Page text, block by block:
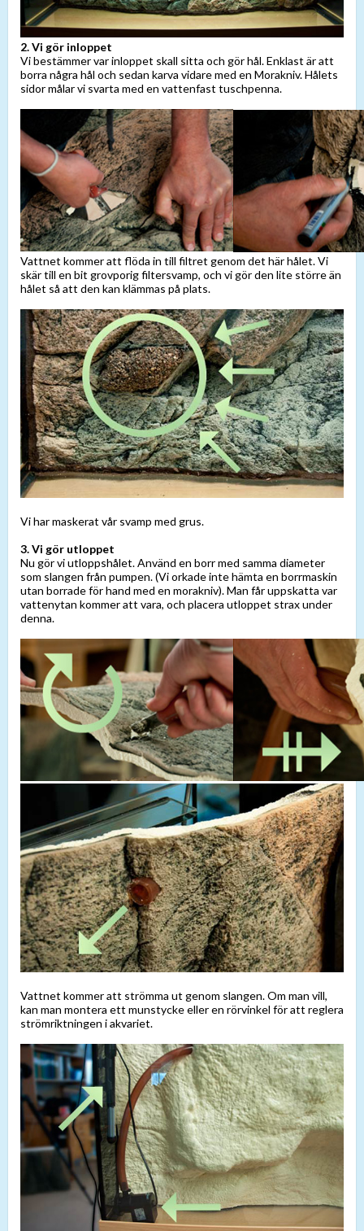
2. Vi gör inloppet
Vi bestämmer var inloppet skall sitta och gör hål. Enklast är att
borra några hål och sedan karva vidare med en Morakniv. Hålets
sidor målar vi svarta med en vattenfast tuschpenna.
Vattnet kommer att flöda in till filtret genom det här hålet. Vi
skär till en bit grovporig filtersvamp, och vi gör den lite större än
hålet så att den kan klämmas på plats.
Vi har maskerat vår svamp med grus.
3. Vi gör utloppet
Nu gör vi utloppshålet. Använd en borr med samma diameter
som slangen från pumpen. (Vi orkade inte hämta en borrmaskin
utan borrade för hand med en morakniv). Man får uppskatta var
vattenytan kommer att vara, och placera utloppet strax under
denna.
Vattnet kommer att strömma ut genom slangen. Om man vill,
kan man montera ett munstycke eller en rörvinkel för att reglera
strömriktningen i akvariet.